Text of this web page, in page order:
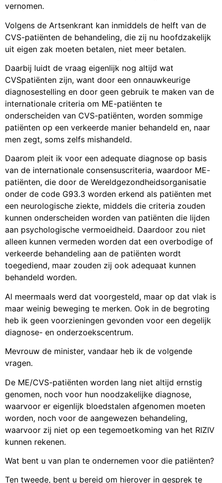
vernomen.
Volgens de Artsenkrant kan inmiddels de helft van de
CVS-patiënten de behandeling, die zij nu hoofdzakelijk
uit eigen zak moeten betalen, niet meer betalen.
Daarbij luidt de vraag eigenlijk nog altijd wat
CVSpatiënten zijn, want door een onnauwkeurige
diagnosestelling en door geen gebruik te maken van de
internationale criteria om ME-patiënten te
onderscheiden van CVS-patiënten, worden sommige
patiënten op een verkeerde manier behandeld en, naar
men zegt, soms zelfs mishandeld.
Daarom pleit ik voor een adequate diagnose op basis
van de internationale consensuscriteria, waardoor ME-
patiënten, die door de Wereldgezondheidsorganisatie
onder de code G93.3 worden erkend als patiënten met
een neurologische ziekte, middels die criteria zouden
kunnen onderscheiden worden van patiënten die lijden
aan psychologische vermoeidheid. Daardoor zou niet
alleen kunnen vermeden worden dat een overbodige of
verkeerde behandeling aan de patiënten wordt
toegediend, maar zouden zij ook adequaat kunnen
behandeld worden.
Al meermaals werd dat voorgesteld, maar op dat vlak is
maar weinig beweging te merken. Ook in de begroting
heb ik geen voorzieningen gevonden voor een degelijk
diagnose- en onderzoekscentrum.
Mevrouw de minister, vandaar heb ik de volgende
vragen.
De ME/CVS-patiënten worden lang niet altijd ernstig
genomen, noch voor hun noodzakelijke diagnose,
waarvoor er eigenlijk bloedstalen afgenomen moeten
worden, noch voor de aangewezen behandeling,
waarvoor zij niet op een tegemoetkoming van het RIZIV
kunnen rekenen.
Wat bent u van plan te ondernemen voor die patiënten?
Ten tweede, bent u bereid om hierover in gesprek te